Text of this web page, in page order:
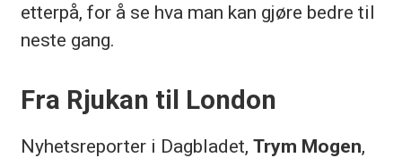
etterpå, for å se hva man kan gjøre bedre til
neste gang.
Fra Rjukan til London
Nyhetsreporter i Dagbladet, Trym Mogen,